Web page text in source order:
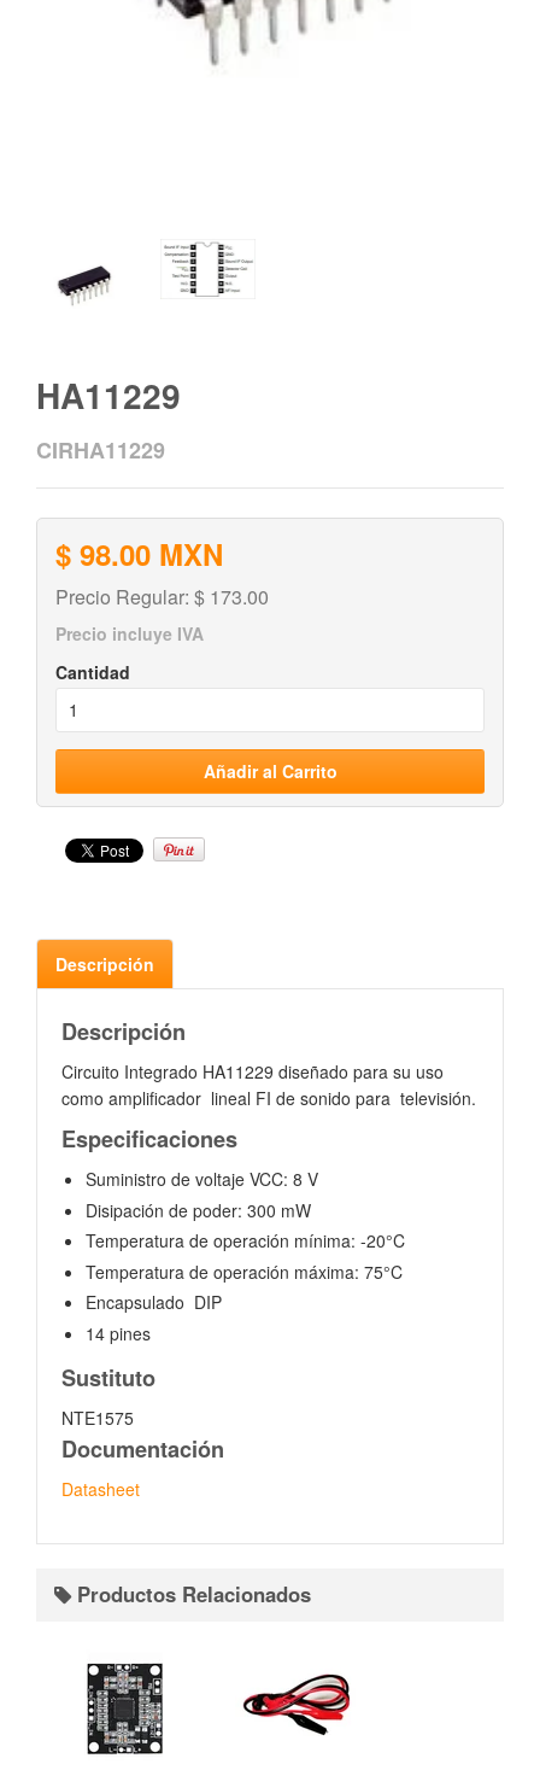
HA11229
CIRHA11229
$ 98.00 MXN
Precio Regular: $ 173.00
Precio incluye IVA
Cantidad
Descripción
Descripción
Circuito Integrado HA11229 diseñado para su uso
como amplificador lineal FI de sonido para televisión.
Especificaciones
Suministro de voltaje VCC: 8 V
Disipación de poder: 300 mW
Temperatura de operación mínima: -20°C
Temperatura de operación máxima: 75°C
Encapsulado DIP
14 pines
Sustituto
NTE1575
Documentación
Datasheet
Productos Relacionados